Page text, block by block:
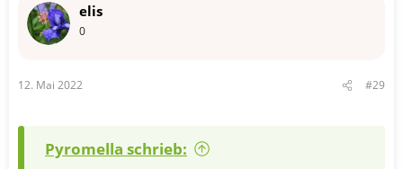
o
:
elis
0
12. Mai 2022 #29
Pyromella schrieb: